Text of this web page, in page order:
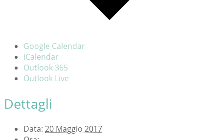
Google Calendar
iCalendar
Outlook 365
Outlook Live
Dettagli
Data: 20 Maggio 2017